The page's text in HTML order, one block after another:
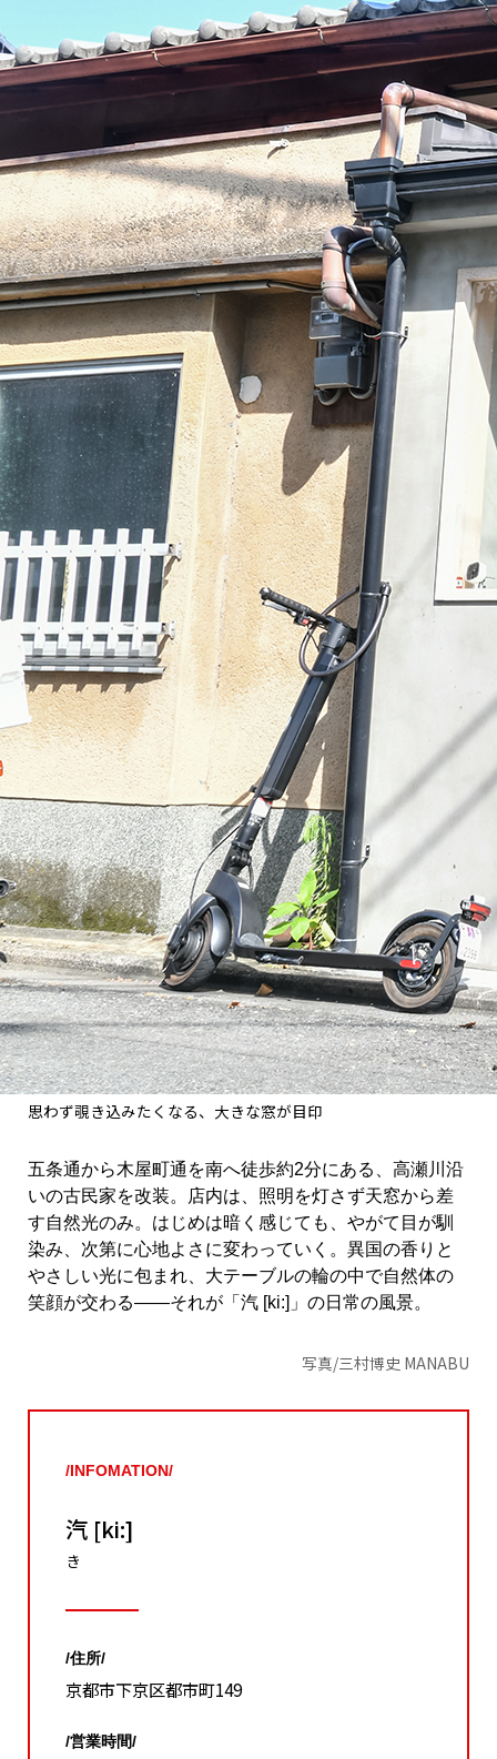
思わず覗き込みたくなる、大きな窓が目印
五条通から木屋町通を南へ徒歩約2分にある、高瀬川沿
いの古民家を改装。店内は、照明を灯さず天窓から差
す自然光のみ。はじめは暗く感じても、やがて目が馴
染み、次第に心地よさに変わっていく。異国の香りと
やさしい光に包まれ、大テーブルの輪の中で自然体の
笑顔が交わる——それが「汽 [ki:]」の日常の風景。
写真/三村博史 MANABU
/INFOMATION/
汽 [ki:]
き
/住所/
京都市下京区都市町149
/営業時間/